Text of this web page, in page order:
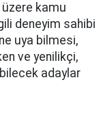
kamu
deneyim sahibi
uya bilmesi,
ve yenilikçi,
adaylar